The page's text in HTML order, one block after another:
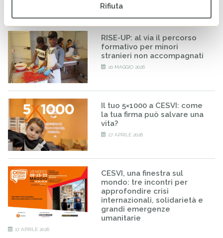
Rifiuta
RISE-UP: al via il percorso
formativo per minori
stranieri non accompagnati
20 MAGGIO 2026
Il tuo 5×1000 a CESVI: come
la tua firma può salvare una
vita?
27 APRILE 2026
CESVI, una finestra sul
mondo: tre incontri per
approfondire crisi
internazionali, solidarietà e
grandi emergenze
umanitarie
17 APRILE 2026